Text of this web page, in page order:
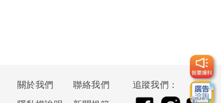
關於我們
聯絡我們
追蹤我們：